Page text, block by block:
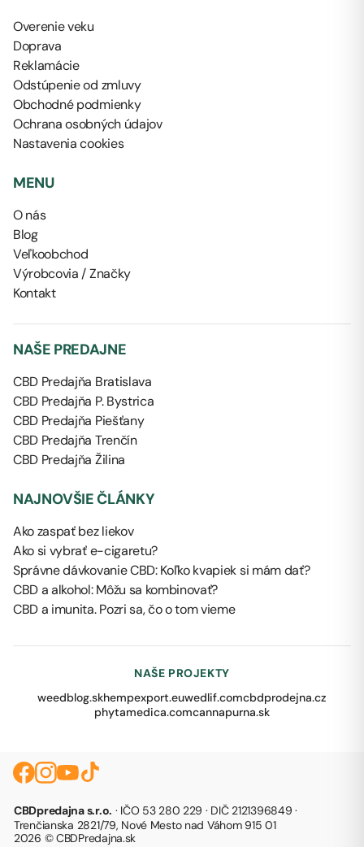
Overenie veku
Doprava
Reklamácie
Odstúpenie od zmluvy
Obchodné podmienky
Ochrana osobných údajov
Nastavenia cookies
MENU
O nás
Blog
Veľkoobchod
Výrobcovia / Značky
Kontakt
NAŠE PREDAJNE
CBD Predajňa Bratislava
CBD Predajňa P. Bystrica
CBD Predajňa Piešťany
CBD Predajňa Trenčín
CBD Predajňa Žilina
NAJNOVŠIE ČLÁNKY
Ako zaspať bez liekov
Ako si vybrať e-cigaretu?
Správne dávkovanie CBD: Koľko kvapiek si mám dať?
CBD a alkohol: Môžu sa kombinovať?
CBD a imunita. Pozri sa, čo o tom vieme
NAŠE PROJEKTY
weedblog.skhempexport.euwedlif.comcbdprodejna.cz
phytamedica.comcannapurna.sk
CBDpredajna s.r.o. · IČO 53 280 229 · DIČ 2121396849 ·
Trenčianska 2821/79, Nové Mesto nad Váhom 915 01
2026 © CBDPredajna.sk